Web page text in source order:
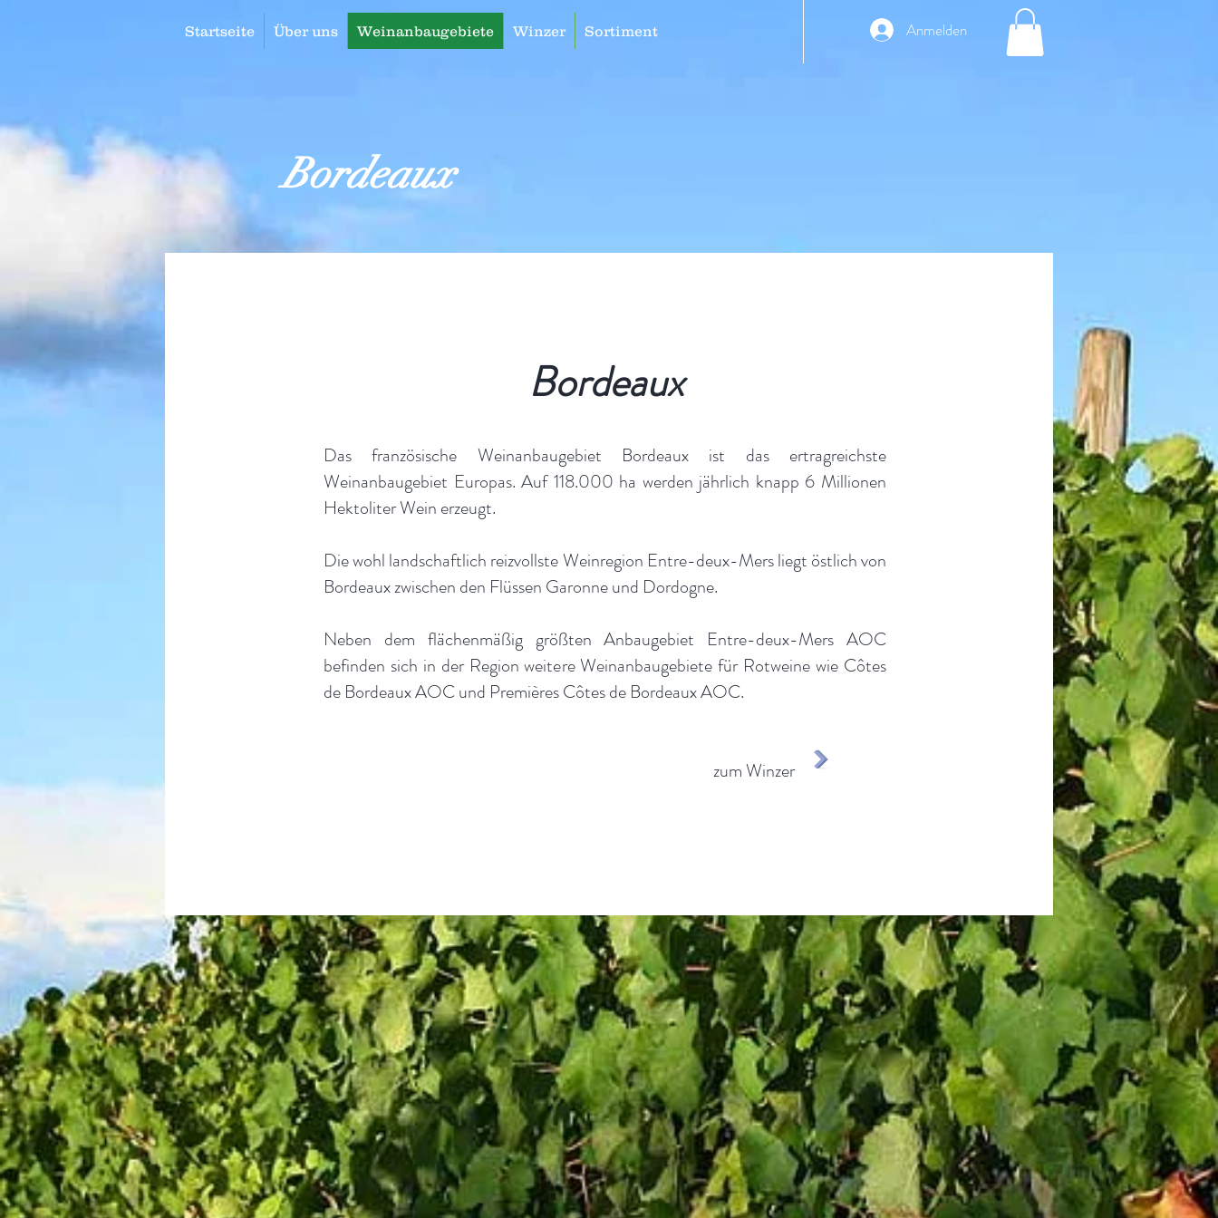
Startseite Über uns Weinanbaugebiete Winzer Sortiment Anmelden
Bordeaux
Bordeaux
Das französische Weinanbaugebiet Bordeaux ist das ertragreichste
Weinanbaugebiet Europas. Auf 118.000 ha werden jährlich knapp 6 Millionen
Hektoliter Wein erzeugt.
Die wohl landschaftlich reizvollste Weinregion Entre-deux-Mers liegt östlich von
Bordeaux zwischen den Flüssen Garonne und Dordogne.
Neben dem flächenmäßig größten Anbaugebiet Entre-deux-Mers AOC
befinden sich in der Region weitere Weinanbaugebiete für Rotweine wie Côtes
de Bordeaux AOC und Premières Côtes de Bordeaux AOC.
zum Winzer